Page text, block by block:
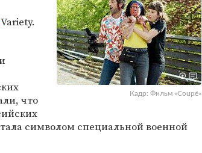
Кадр: Фильм «Coupé»
Variety.
что
символом специальной военной